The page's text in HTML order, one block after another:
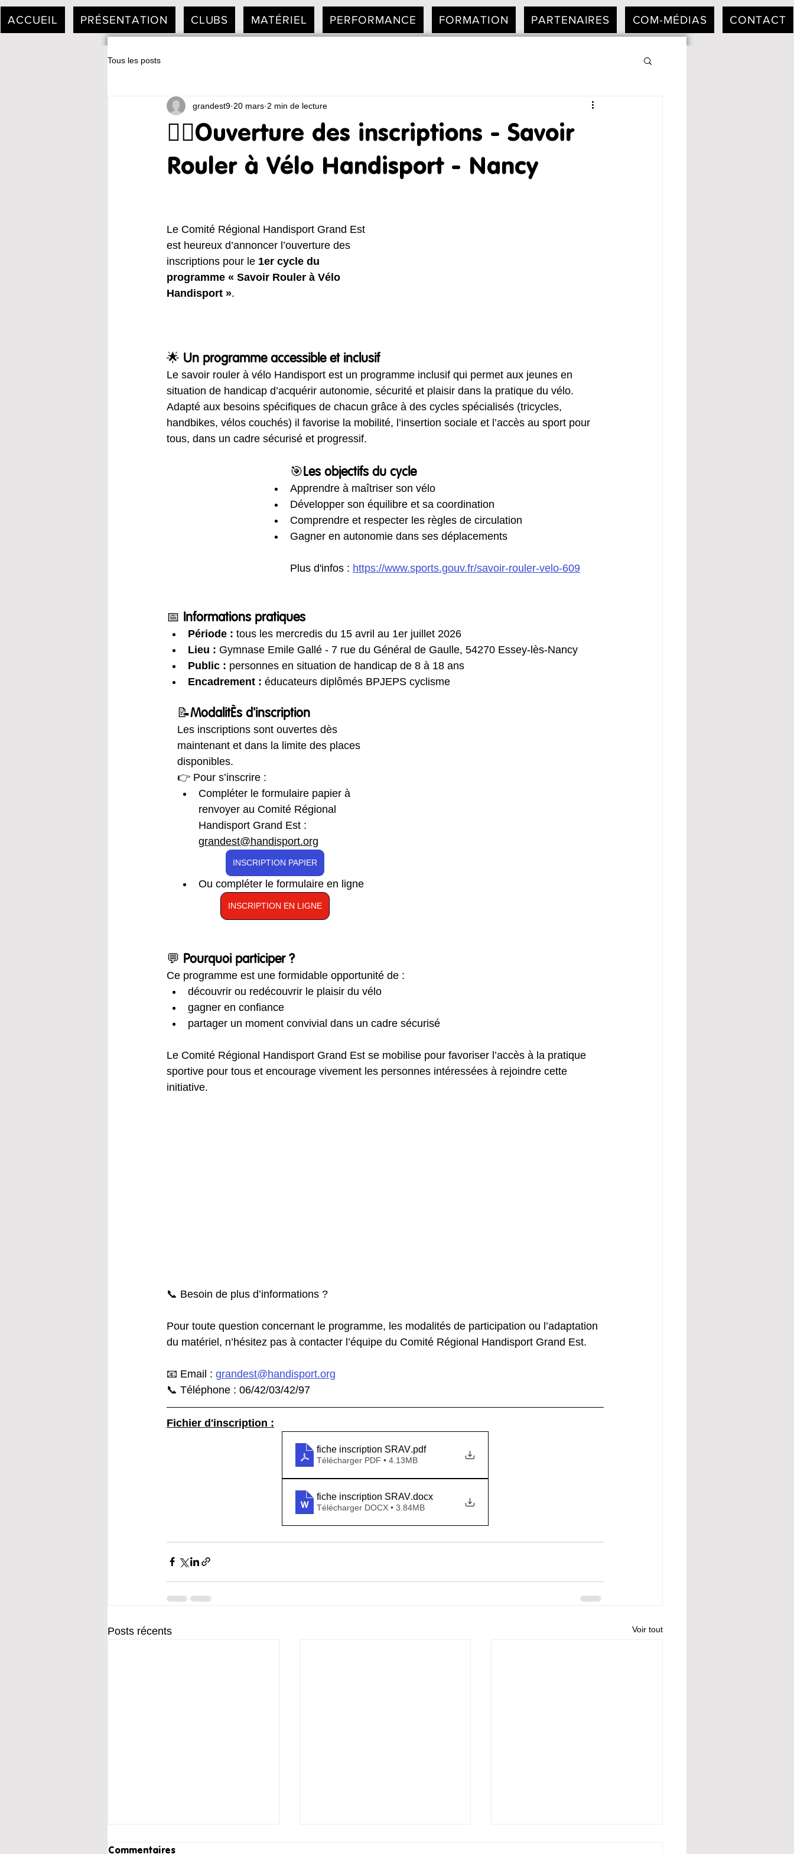
ACCUEIL PRÉSENTATION CLUBS MATÉRIEL PERFORMANCE FORMATION PARTENAIRES COM-MÉDIAS CONTACT
Tous les posts
🚴‍♂️Ouverture des inscriptions - Savoir
Rouler à Vélo Handisport - Nancy
grandest9 20 mars 2 min de lecture
Le Comité Régional Handisport Grand Est
est heureux d’annoncer l’ouverture des
inscriptions pour le 1er cycle du
programme « Savoir Rouler à Vélo
Handisport ».
🌟 Un programme accessible et inclusif
Le savoir rouler à vélo Handisport est un programme inclusif qui permet aux jeunes en
situation de handicap d’acquérir autonomie, sécurité et plaisir dans la pratique du vélo.
Adapté aux besoins spécifiques de chacun grâce à des cycles spécialisés (tricycles,
handbikes, vélos couchés) il favorise la mobilité, l’insertion sociale et l’accès au sport pour
tous, dans un cadre sécurisé et progressif.
🎯Les objectifs du cycle
Apprendre à maîtriser son vélo
Développer son équilibre et sa coordination
Comprendre et respecter les règles de circulation
Gagner en autonomie dans ses déplacements
Plus d'infos : https://www.sports.gouv.fr/savoir-rouler-velo-609
📅 Informations pratiques
Période : tous les mercredis du 15 avril au 1er juillet 2026
Lieu : Gymnase Emile Gallé - 7 rue du Général de Gaulle, 54270 Essey-lès-Nancy
Public : personnes en situation de handicap de 8 à 18 ans
Encadrement : éducateurs diplômés BPJEPS cyclisme
📝Modalités d'inscription
Les inscriptions sont ouvertes dès
maintenant et dans la limite des places
disponibles.
👉 Pour s’inscrire :
Compléter le formulaire papier à
renvoyer au Comité Régional
Handisport Grand Est :
grandest@handisport.org
INSCRIPTION PAPIER
Ou compléter le formulaire en ligne
INSCRIPTION EN LIGNE
💬 Pourquoi participer ?
Ce programme est une formidable opportunité de :
découvrir ou redécouvrir le plaisir du vélo
gagner en confiance
partager un moment convivial dans un cadre sécurisé
Le Comité Régional Handisport Grand Est se mobilise pour favoriser l’accès à la pratique
sportive pour tous et encourage vivement les personnes intéressées à rejoindre cette
initiative.
📞 Besoin de plus d’informations ?
Pour toute question concernant le programme, les modalités de participation ou l’adaptation
du matériel, n’hésitez pas à contacter l’équipe du Comité Régional Handisport Grand Est.
📧 Email : grandest@handisport.org
📞 Téléphone : 06/42/03/42/97
Fichier d'inscription :
fiche inscription SRAV.pdf
Télécharger PDF • 4.13MB
fiche inscription SRAV.docx
Télécharger DOCX • 3.84MB
Posts récents Voir tout
Commentaires